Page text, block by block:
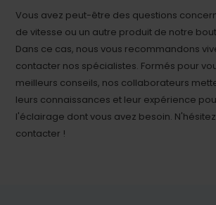
Vous avez peut-être des questions
de vitesse ou un autre produit de notre
Dans ce cas, nous vous recommandons
contacter nos spécialistes. Formés pour
meilleurs conseils, nos collaborateurs
leurs connaissances et leur expérience
l'éclairage dont vous avez besoin.
contacter !